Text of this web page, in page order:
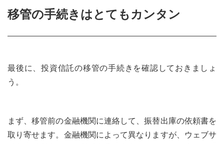
移管の手続きはとてもカンタン
最後に、投資信託の移管の手続きを確認しておきましょ
う。
まず、移管前の金融機関に連絡して、振替出庫の依頼書を
取り寄せます。金融機関によって異なりますが、ウェブサ